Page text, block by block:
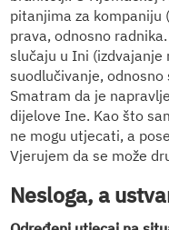
pitanjima za kompaniju
prava, odnosno
slučaju u Ini
suodlučivanje,
Smatram da je
dijelove Ine. Kao što
ne mogu utjecati, a
Vjerujem da se može
Nesloga, a